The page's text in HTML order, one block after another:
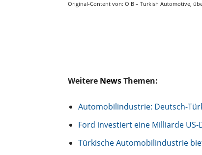
Original-Content von: OIB – Turkish Automotive,
Weitere NewsThemen:
Automobilindustrie: Deutsch-
Ford investiert eine Milliarde
Türkische Automobilindustrie